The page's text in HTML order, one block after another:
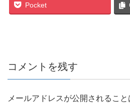
Pocket
コメントを残す
メールアドレスが公開されること